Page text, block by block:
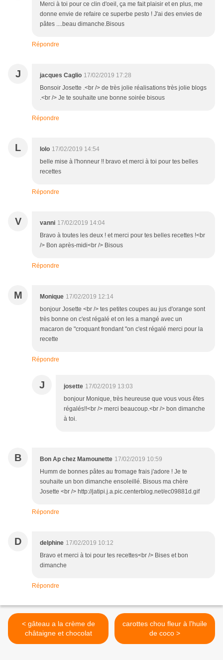
Merci à toi pour ce clin d'oeil, ça me fait plaisir et en plus, me
donne envie de refaire ce superbe pesto ! J'ai des envies de
pâtes ....beau dimanche.Bisous
Répondre
J jacques Caglio 17/02/2019 17:28
Bonsoir Josette .<br /> de très jolie réalisations très jolie blogs
.<br /> Je te souhaite une bonne soirée bisous
Répondre
L lolo 17/02/2019 14:54
belle mise à l'honneur !! bravo et merci à toi pour tes belles
recettes
Répondre
V vanni 17/02/2019 14:04
Bravo à toutes les deux ! et merci pour tes belles recettes !<br
/> Bon après-midi<br /> Bisous
Répondre
M Monique 17/02/2019 12:14
bonjour Josette <br /> tes petites coupes au jus d'orange sont
très bonne on c'est régalé et on les a mangé avec un
macaron de "croquant frondant "on c'est régalé merci pour la
recette
Répondre
J josette 17/02/2019 13:03
bonjour Monique, très heureuse que vous vous êtes
régalés!!<br /> merci beaucoup.<br /> bon dimanche
à toi.
B Bon Ap chez Mamounette 17/02/2019 10:59
Humm de bonnes pâtes au fromage frais j'adore ! Je te
souhaite un bon dimanche ensoleillé. Bisous ma chère
Josette <br /> http://jatipi.j.a.pic.centerblog.net/ec09881d.gif
Répondre
D delphine 17/02/2019 10:12
Bravo et merci à toi pour tes recettes<br /> Bises et bon
dimanche
Répondre
< gâteau a la crème de
châtaigne et chocolat
carottes chou fleur à l'huile
de coco >